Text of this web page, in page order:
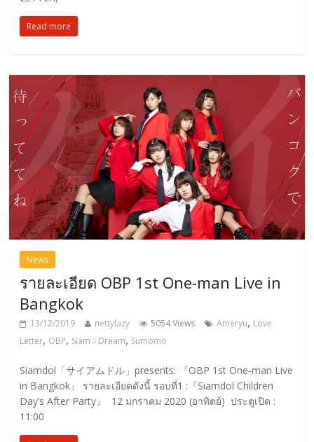
Read more
News
รายละเอียด OBP 1st One-man Live in
Bangkok
13/12/2019 nettylazy 5054 Views Ameryu, Love
Letter, OBP, Siam☆Dream, Sumomo
Siamdol「サイアムドル」presents: 『OBP 1st One-man Live
in Bangkok』 รายละเอียดดังนี้ รอบที่1 :『Siamdol Children
Day’s After Party』 12 มกราคม 2020 (อาทิตย์) ประตูเปิด :
11:00